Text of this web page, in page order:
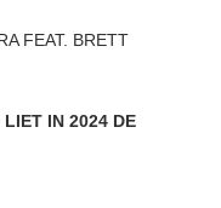
FEAT. BRETT
IN 2024 DE